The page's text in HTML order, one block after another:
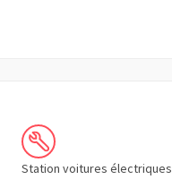
Station voitures électriques